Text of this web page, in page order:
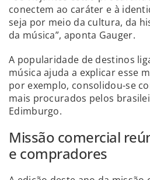
conectem ao caráter e à
seja por meio da cultura, da
da música”, aponta Gauger.
A popularidade de destinos
música ajuda a explicar esse
por exemplo, consolidou-se
mais procurados pelos
Edimburgo.
Missão comercial
e compradores